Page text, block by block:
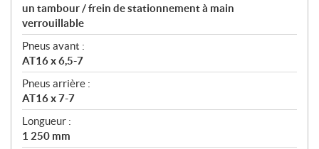
un tambour / frein de stationnement à main
verrouillable
Pneus avant :
AT16 x 6,5-7
Pneus arrière :
AT16 x 7-7
Longueur :
1 250 mm